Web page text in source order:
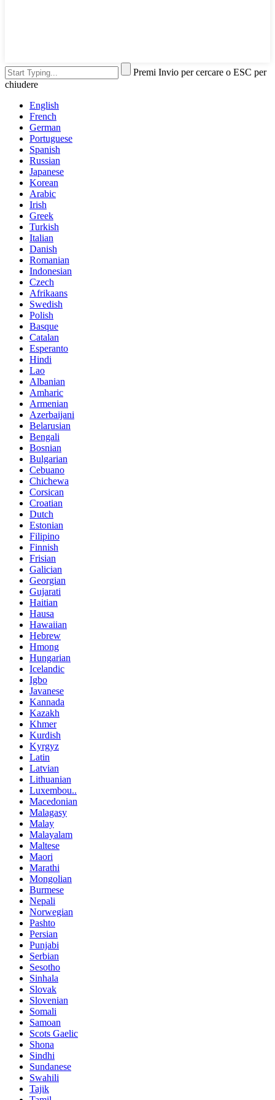
Premi Invio per cercare o ESC per
chiudere
English
French
German
Portuguese
Spanish
Russian
Japanese
Korean
Arabic
Irish
Greek
Turkish
Italian
Danish
Romanian
Indonesian
Czech
Afrikaans
Swedish
Polish
Basque
Catalan
Esperanto
Hindi
Lao
Albanian
Amharic
Armenian
Azerbaijani
Belarusian
Bengali
Bosnian
Bulgarian
Cebuano
Chichewa
Corsican
Croatian
Dutch
Estonian
Filipino
Finnish
Frisian
Galician
Georgian
Gujarati
Haitian
Hausa
Hawaiian
Hebrew
Hmong
Hungarian
Icelandic
Igbo
Javanese
Kannada
Kazakh
Khmer
Kurdish
Kyrgyz
Latin
Latvian
Lithuanian
Luxembou..
Macedonian
Malagasy
Malay
Malayalam
Maltese
Maori
Marathi
Mongolian
Burmese
Nepali
Norwegian
Pashto
Persian
Punjabi
Serbian
Sesotho
Sinhala
Slovak
Slovenian
Somali
Samoan
Scots Gaelic
Shona
Sindhi
Sundanese
Swahili
Tajik